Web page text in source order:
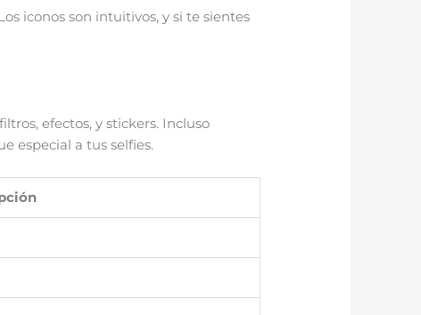
iconos son intuitivos, y si te sientes
efectos, y stickers. Incluso
especial a tus selfies.